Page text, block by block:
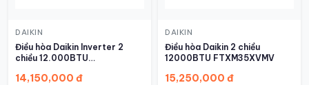
DAIKIN
Điều hòa Daikin Inverter 2
chiều 12.000BTU
14,150,000 đ
DAIKIN
Điều hòa Daikin 2 chiều
12000BTU FTXM35XVMV
15,250,000 đ